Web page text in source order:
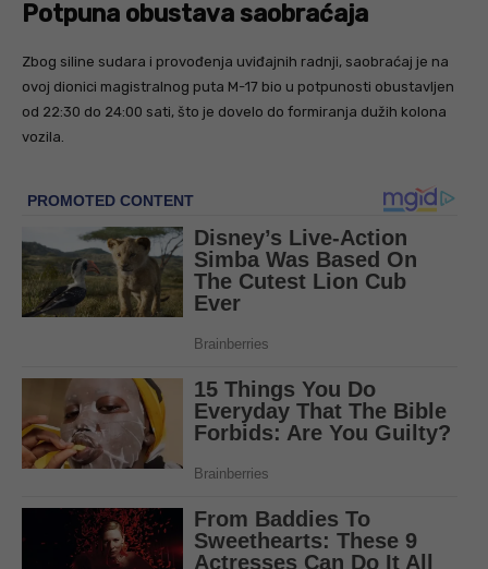
Potpuna obustava saobraćaja
Zbog siline sudara i provođenja uviđajnih radnji, saobraćaj je na
ovoj dionici magistralnog puta M-17 bio u potpunosti obustavljen
od 22:30 do 24:00 sati, što je dovelo do formiranja dužih kolona
vozila.